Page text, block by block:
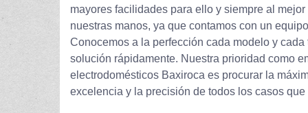
mayores facilidades para ello y siempre al
nuestras manos, ya que contamos con un
Conocemos a la perfección cada modelo y
solución rápidamente. Nuestra prioridad como
electrodomésticos Baxiroca es procurar la
excelencia y la precisión de todos los casos que